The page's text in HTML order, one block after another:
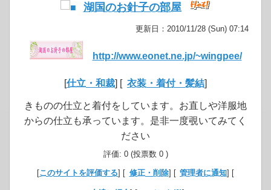
湖国のお針子の部屋
更新日：2010/11/28 (Sun) 07:14
http://www.eonet.ne.jp/~wingpee/
[仕立・和裁] [ 衣装・着付・髪結]
きものの仕立と着付をしています。お直しや洋服地
からの仕立も承っています。是非一度覗いてみてく
ださい
評価: 0 (投票数 0 )
[このサイトを評価する] [ 修正・削除] [ 管理者に通知] [